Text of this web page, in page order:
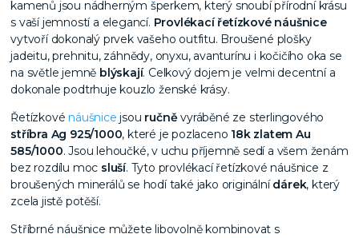
kamenů jsou nádherným šperkem, který snoubí přírodní krásu
s vaší jemností a elegancí. Provlékací řetízkové náušnice
vytvoří dokonalý prvek vašeho outfitu. Broušené plošky
jadeitu, prehnitu, záhnědy, onyxu, avanturínu i kočičího oka se
na světle jemně blýskají. Celkový dojem je velmi decentní a
dokonale podtrhuje kouzlo ženské krásy.
Řetízkové náušnice jsou ručněvyráběné ze sterlingového
stříbra Ag 925/1000, které je pozlaceno 18k zlatem Au
585/1000. Jsou lehoučké, v uchu příjemně sedí a všem ženám
bez rozdílu moc sluší. Tyto provlékací řetízkové náušnice z
broušených minerálů se hodí také jako originálnídárek, který
zcela jistě potěší.
Stříbrné náušnice můžete libovolně kombinovat s